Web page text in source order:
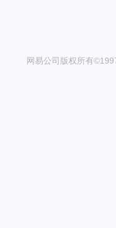
网易公司版权所有